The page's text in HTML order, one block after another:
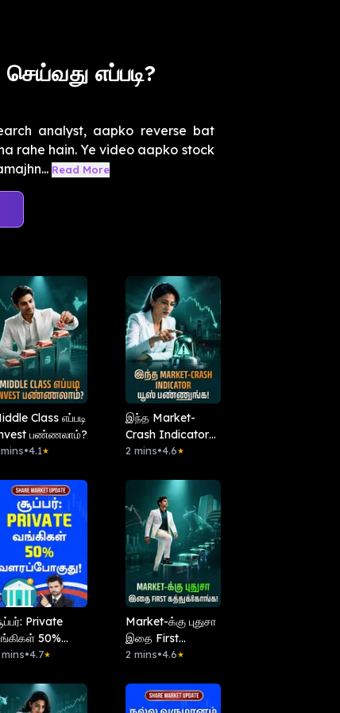
எப்படி?
analyst, aapko reverse bat
rahe hain. Ye video aapko stock
Read More
Class எப்படி
பண்ணலாம்?
•4.1★
இந்த Market-
Crash Indicator
யூஸ் பண்ணுங்க!
2 mins•4.6★
Private
50%
•4.7★
Market-க்கு புதுசா
இதை First
கத்துக்கோங்க!
2 mins•4.6★